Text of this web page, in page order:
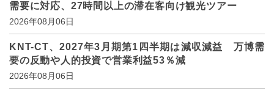
需要に対応、27時間以上の滞在客向け観光ツアー
2026年08月06日
KNT-CT、2027年3月期第1四半期は減収減益 万博需
要の反動や人的投資で営業利益53％減
2026年08月06日